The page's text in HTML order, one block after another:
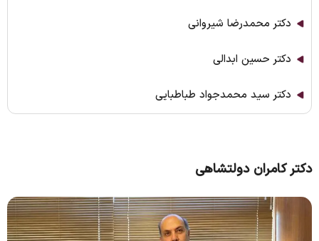
دکتر محمدرضا شیروانی
دکتر حسین ابدالی
دکتر سید محمدجواد طباطبایی
دکتر کامران دولتشاهی